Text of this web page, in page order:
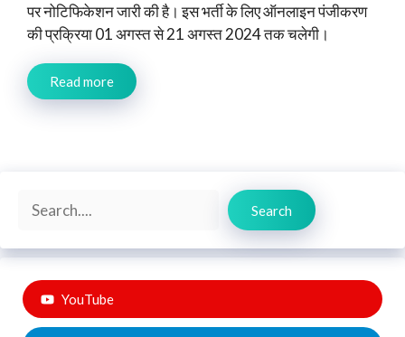
पर नोटिफिकेशन जारी की है। इस भर्ती के लिए ऑनलाइन पंजीकरण
की प्रक्रिया 01 अगस्त से 21 अगस्त 2024 तक चलेगी।
Read more
Search
Search
YouTube